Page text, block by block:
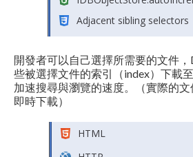
開發者可以自己選擇所需要的文件
些被選擇文件的索引（index）下載
加速搜尋與瀏覽的速度。（實際的
即時下載）